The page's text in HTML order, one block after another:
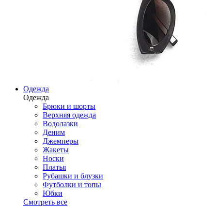
Одежда
Одежда
Брюки и шорты
Верхняя одежда
Водолазки
Деним
Джемперы
Жакеты
Носки
Платья
Рубашки и блузки
Футболки и топы
Юбки
Смотреть все